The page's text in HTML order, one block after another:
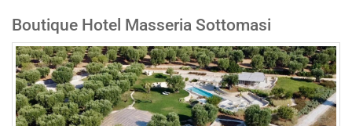
Boutique Hotel Masseria Sottomasi